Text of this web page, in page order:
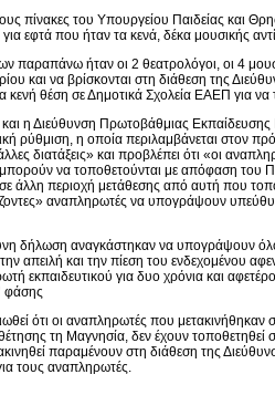
πίνακες του Υπουργείου Παιδείας και
εφτά που ήταν τα κενά, δέκα μουσικής
παραπάνω ήταν οι 2 θεατρολόγοι, οι 4
και να βρίσκονται στη διάθεση της
κενή θέση σε Δημοτικά Σχολεία ΕΑΕΠ για να
η Διεύθυνση Πρωτοβάθμιας Εκπαίδευσης
ρύθμιση, η οποία περιλαμβάνεται στον
διατάξεις» και προβλέπει ότι «οι
να τοποθετούνται με απόφαση του
άλλη περιοχή μετάθεσης από αυτή που
αναπληρωτές να υπογράψουν
δήλωση αναγκάστηκαν να υπογράψουν
απειλή και την πίεση του ενδεχομένου
εκπαιδευτικού για δυο χρόνια και
φάσης
ότι οι αναπληρωτές που
τη Μαγνησία, δεν έχουν
παραμένουν στη διάθεση της
τους αναπληρωτές.